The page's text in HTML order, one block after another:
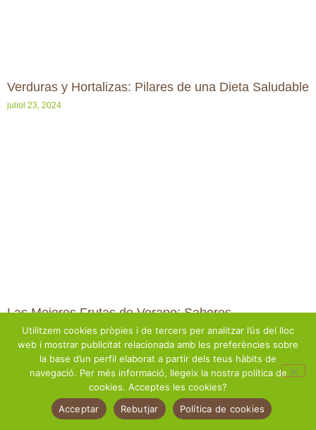
Verduras y Hortalizas: Pilares de una Dieta Saludable
juliol 23, 2024
Las Mejores Frutas de Verano: Sabores
Refrescantes para Combatir el Calor
juliol 23, 2024
Utilitzem cookies pròpies i de tercers per analitzar l’ús del lloc
web i mostrar publicitat relacionada amb les preferències sobre
la base d’un perfil elaborat a partir dels teus hàbits de
navegació. Per més informació, llegeix la nostra política de
cookies. Acceptes les cookies?
Acceptar
Rebutjar Política de cookies